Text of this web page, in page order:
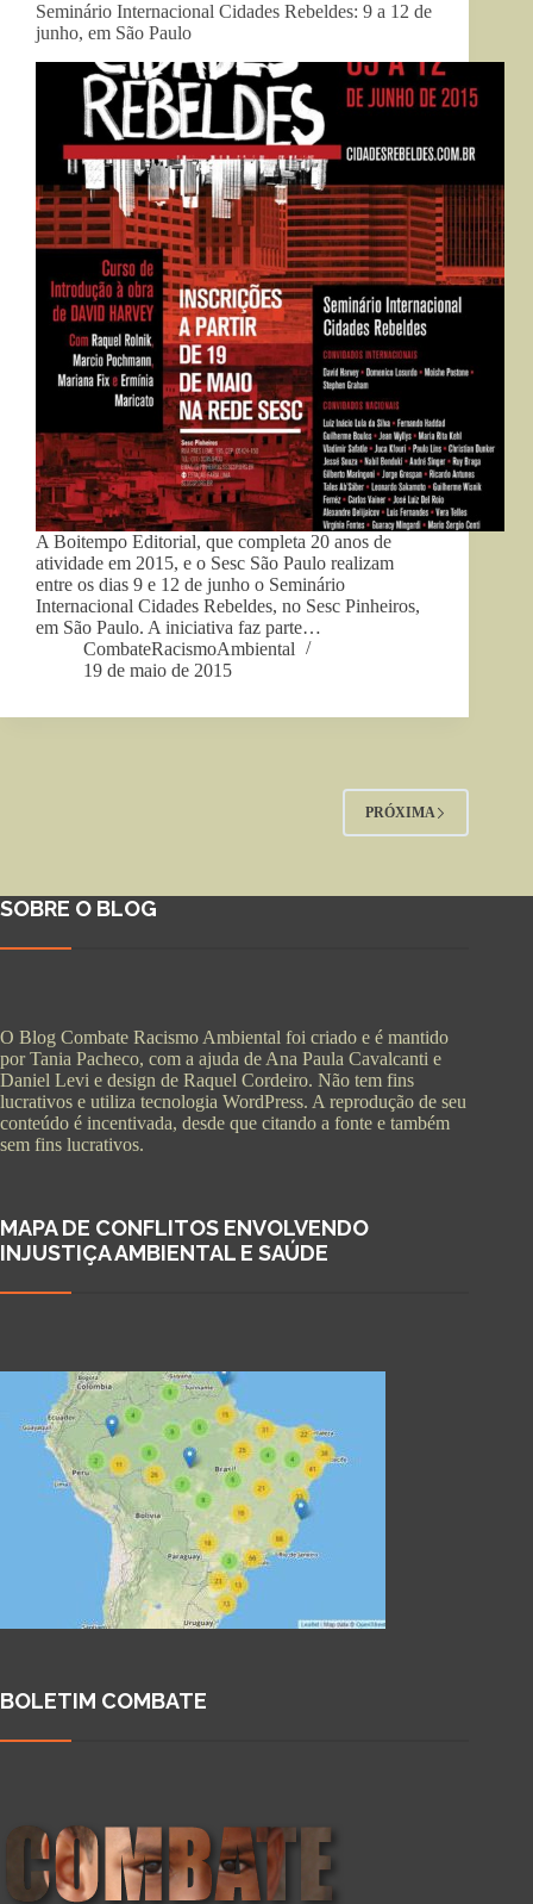
Seminário Internacional Cidades Rebeldes: 9 a 12 de
junho, em São Paulo
A Boitempo Editorial, que completa 20 anos de
atividade em 2015, e o Sesc São Paulo realizam
entre os dias 9 e 12 de junho o Seminário
Internacional Cidades Rebeldes, no Sesc Pinheiros,
em São Paulo. A iniciativa faz parte…
CombateRacismoAmbiental
19 de maio de 2015
PRÓXIMA
SOBRE O BLOG
O Blog Combate Racismo Ambiental foi criado e é mantido
por Tania Pacheco, com a ajuda de Ana Paula Cavalcanti e
Daniel Levi e design de Raquel Cordeiro. Não tem fins
lucrativos e utiliza tecnologia WordPress. A reprodução de seu
conteúdo é incentivada, desde que citando a fonte e também
sem fins lucrativos.
MAPA DE CONFLITOS ENVOLVENDO
INJUSTIÇA AMBIENTAL E SAÚDE
BOLETIM COMBATE